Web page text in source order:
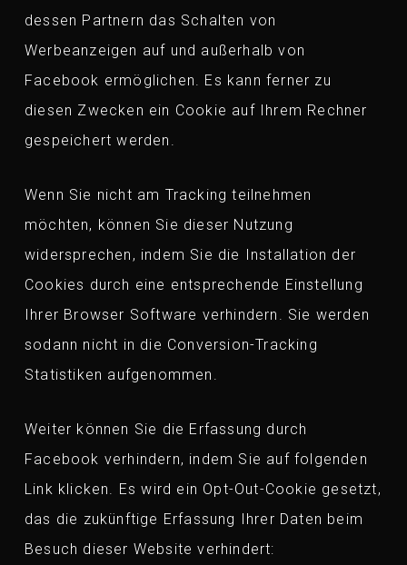
dessen Partnern das Schalten von
Werbeanzeigen auf und außerhalb von
Facebook ermöglichen. Es kann ferner zu
diesen Zwecken ein Cookie auf Ihrem Rechner
gespeichert werden.
Wenn Sie nicht am Tracking teilnehmen
möchten, können Sie dieser Nutzung
widersprechen, indem Sie die Installation der
Cookies durch eine entsprechende Einstellung
Ihrer Browser Software verhindern. Sie werden
sodann nicht in die Conversion-Tracking
Statistiken aufgenommen.
Weiter können Sie die Erfassung durch
Facebook verhindern, indem Sie auf folgenden
Link klicken. Es wird ein Opt-Out-Cookie gesetzt,
das die zukünftige Erfassung Ihrer Daten beim
Besuch dieser Website verhindert: